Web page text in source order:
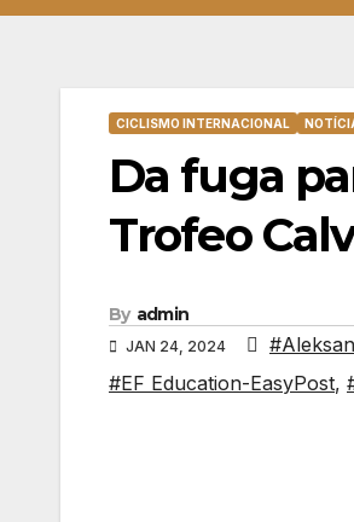
CICLISMO INTERNACIONAL
Da fuga
Trofeo
By admin
JAN 24, 2024
#EF Education-EasyPost,